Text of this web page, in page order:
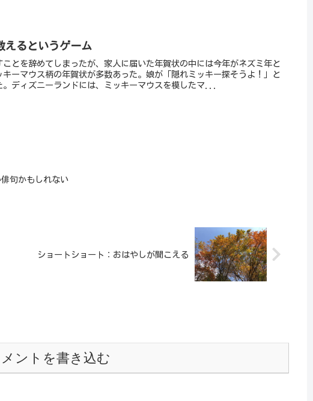
えるというゲーム
ことを辞めてしまったが、家人に届いた年賀状の中には今年がネズミ年と
キーマウス柄の年賀状が多数あった。娘が「隠れミッキー探そうよ！」と
。ディズニーランドには、ミッキーマウスを模したマ...
俳句かもしれない
ショートショート：おはやしが聞こえる
ントを書き込む